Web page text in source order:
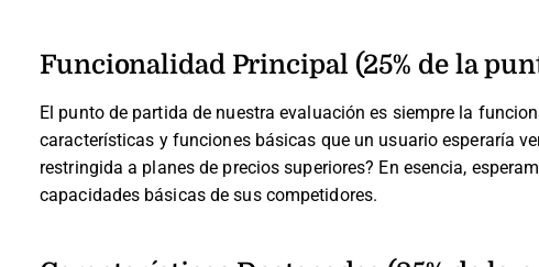
Funcionalidad Principal (25% de la
El punto de partida de nuestra evaluación es siempre la
características y funciones básicas que un usuario esperaría
restringida a planes de precios superiores? En esencia,
capacidades básicas de sus competidores.